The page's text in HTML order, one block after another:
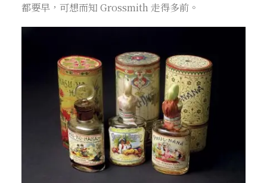
都要早，可想而知 Grossmith 走得多前。